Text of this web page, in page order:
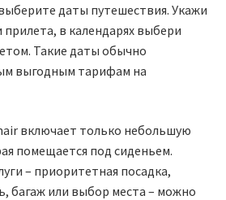
ОТ € 12
БАРСЕЛОНА
МИЛАН
даты путешествия. Укажи
в календарях выбери
Такие даты обычно
выгодным тарифам на
включает только небольшую
помещается под сиденьем.
– приоритетная посадка,
багаж или выбор места – можно